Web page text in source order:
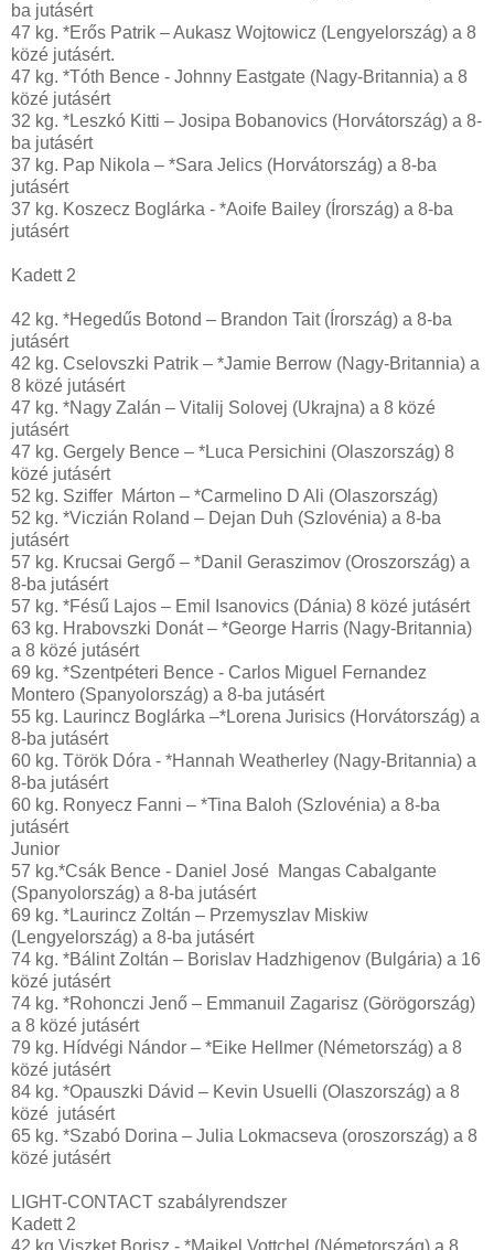
ba jutásért
47 kg. *Erős Patrik – Aukasz Wojtowicz (Lengyelország) a 8
közé jutásért.
47 kg. *Tóth Bence - Johnny Eastgate (Nagy-Britannia) a 8
közé jutásért
32 kg. *Leszkó Kitti – Josipa Bobanovics (Horvátország) a 8-
ba jutásért
37 kg. Pap Nikola – *Sara Jelics (Horvátország) a 8-ba
jutásért
37 kg. Koszecz Boglárka - *Aoife Bailey (Írország) a 8-ba
jutásért
Kadett 2
42 kg. *Hegedűs Botond – Brandon Tait (Írország) a 8-ba
jutásért
42 kg. Cselovszki Patrik – *Jamie Berrow (Nagy-Britannia) a
8 közé jutásért
47 kg. *Nagy Zalán – Vitalij Solovej (Ukrajna) a 8 közé
jutásért
47 kg. Gergely Bence – *Luca Persichini (Olaszország) 8
közé jutásért
52 kg. Sziffer Márton – *Carmelino D Ali (Olaszország)
52 kg. *Viczián Roland – Dejan Duh (Szlovénia) a 8-ba
jutásért
57 kg. Krucsai Gergő – *Danil Geraszimov (Oroszország) a
8-ba jutásért
57 kg. *Fésű Lajos – Emil Isanovics (Dánia) 8 közé jutásért
63 kg. Hrabovszki Donát – *George Harris (Nagy-Britannia)
a 8 közé jutásért
69 kg. *Szentpéteri Bence - Carlos Miguel Fernandez
Montero (Spanyolország) a 8-ba jutásért
55 kg. Laurincz Boglárka –*Lorena Jurisics (Horvátország) a
8-ba jutásért
60 kg. Török Dóra - *Hannah Weatherley (Nagy-Britannia) a
8-ba jutásért
60 kg. Ronyecz Fanni – *Tina Baloh (Szlovénia) a 8-ba
jutásért
Junior
57 kg.*Csák Bence - Daniel José Mangas Cabalgante
(Spanyolország) a 8-ba jutásért
69 kg. *Laurincz Zoltán – Przemyszlav Miskiw
(Lengyelország) a 8-ba jutásért
74 kg. *Bálint Zoltán – Borislav Hadzhigenov (Bulgária) a 16
közé jutásért
74 kg. *Rohonczi Jenő – Emmanuil Zagarisz (Görögország)
a 8 közé jutásért
79 kg. Hídvégi Nándor – *Eike Hellmer (Németország) a 8
közé jutásért
84 kg. *Opauszki Dávid – Kevin Usuelli (Olaszország) a 8
közé jutásért
65 kg. *Szabó Dorina – Julia Lokmacseva (oroszország) a 8
közé jutásért
LIGHT-CONTACT szabályrendszer
Kadett 2